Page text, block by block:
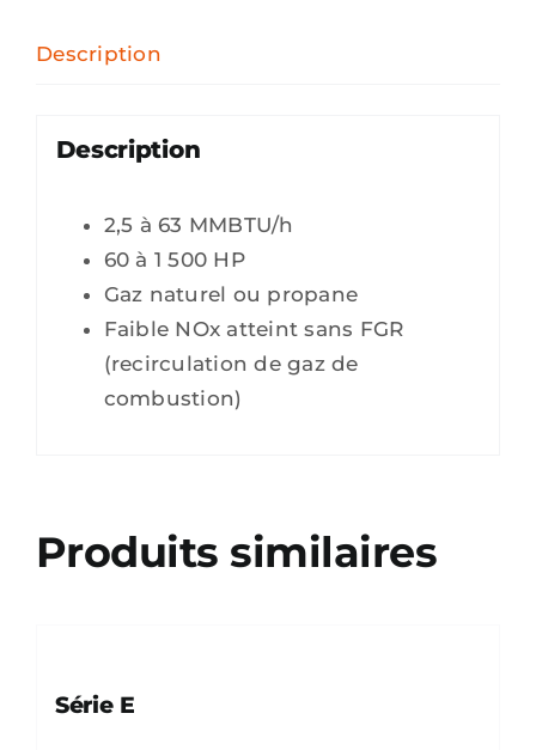
Description
Description
2,5 à 63 MMBTU/h
60 à 1 500 HP
Gaz naturel ou propane
Faible NOx atteint sans FGR
(recirculation de gaz de
combustion)
Produits similaires
Série E